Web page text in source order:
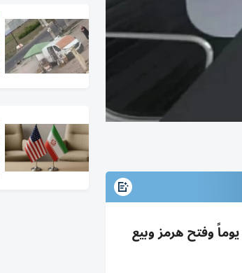
باكستان تؤكد تقدماً كبيراً بمفاوضات واشنطن وطهران؛ مسودة اتفاق تشمل تمديد الهدنة 60 يوماً وفتح هرمز وبيع